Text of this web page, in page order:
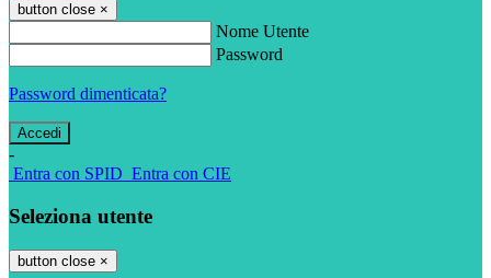
button close ×
Nome Utente
Password
Password dimenticata?
-
Entra con SPID Entra con CIE
Seleziona utente
button close ×